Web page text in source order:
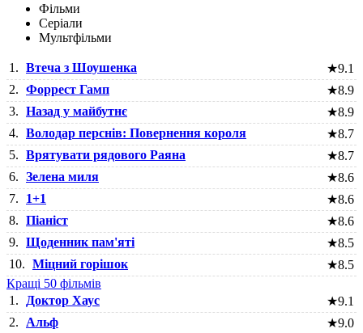
Фільми
Серіали
Мультфільми
1. Втеча з Шоушенка ★9.1
2. Форрест Гамп ★8.9
3. Назад у майбутнє ★8.9
4. Володар перснів: Повернення короля ★8.7
5. Врятувати рядового Раяна ★8.7
6. Зелена миля ★8.6
7.
1+1 ★8.6
8. Піаніст ★8.6
9. Щоденник пам'яті ★8.5
10. Міцний горішок ★8.5
Кращі 50 фільмів
1.
Доктор Хаус ★9.1
2.
Альф ★9.0